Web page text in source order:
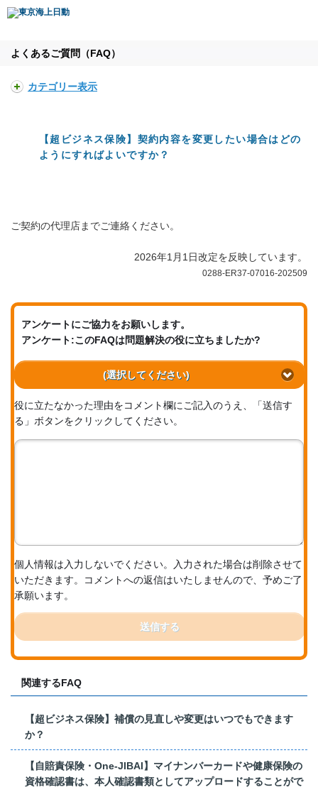
よくあるご質問（FAQ）
カテゴリー表示
【超ビジネス保険】契約内容を変更したい場合はどの
ようにすればよいですか？
ご契約の代理店までご連絡ください。
2026年1月1日改定を反映しています。
0288-ER37-07016-202509
アンケートにご協力をお願いします。
アンケート:このFAQは問題解決の役に立ちましたか?
(選択してください)
役に立たなかった理由をコメント欄にご記入のうえ、「送信す
る」ボタンをクリックしてください。
個人情報は入力しないでください。入力された場合は削除させて
いただきます。コメントへの返信はいたしませんので、予めご了
承願います。
送信する
関連するFAQ
【超ビジネス保険】補償の見直しや変更はいつでもできます
か？
【自賠責保険・One-JIBAI】マイナンバーカードや健康保険の
資格確認書は、本人確認書類としてアップロードすることがで